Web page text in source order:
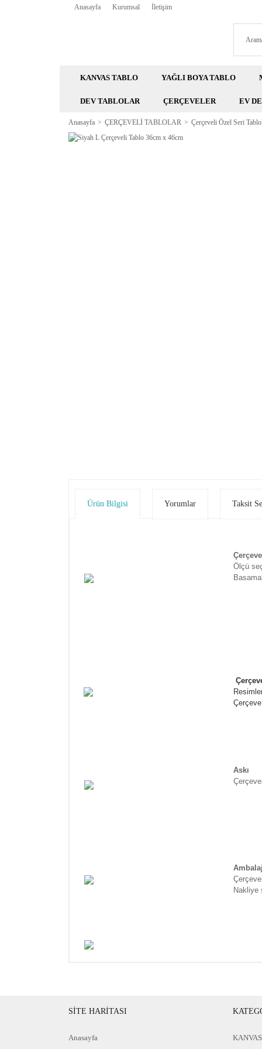
Anasayfa Kurumsal İletişim
KANVAS TABLO YAĞLI BOYA TABLO
DEV TABLOLAR ÇERÇEVELER EV
Anasayfa ÇERÇEVELİ TABLOLAR Çerçeveli Özel Seri
Ürün Bilgisi Yorumlar Taksit
Ölçü
Askı
Nakliye
SİTE HARİTASI
Anasayfa